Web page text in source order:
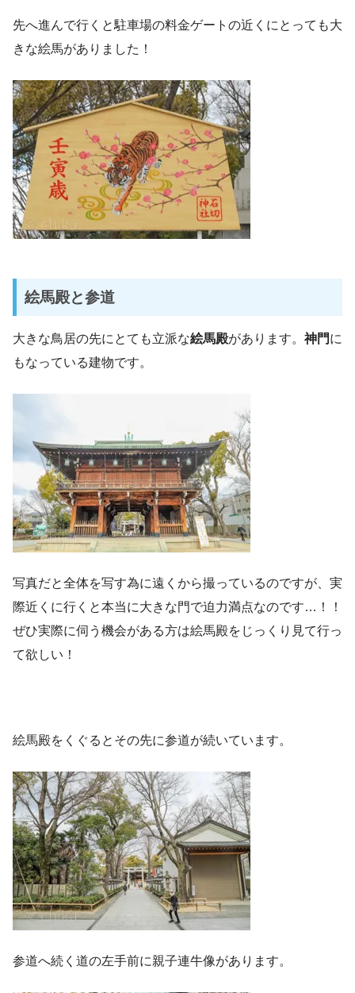
先へ進んで行くと駐車場の料金ゲートの近くにとっても大
きな絵馬がありました！
絵馬殿と参道
大きな鳥居の先にとても立派な絵馬殿があります。 神門に
もなっている建物です。
写真だと全体を写す為に遠くから撮っているのですが、実
際近くに行くと本当に大きな門で迫力満点なのです…！！
ぜひ実際に伺う機会がある方は絵馬殿をじっくり見て行っ
て欲しい！
絵馬殿をくぐるとその先に参道が続いています。
参道へ続く道の左手前に親子連牛像があります。